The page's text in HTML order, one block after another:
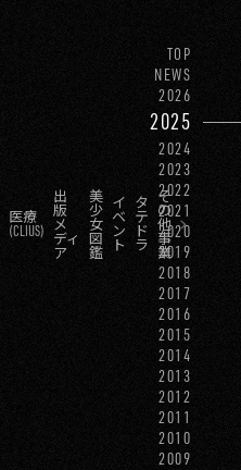
TOP
NEWS
2026
2025
2024
2023
2022
2021
2020
2019
2018
2017
2016
2015
2014
2013
2012
2011
2010
2009
医療
(CLIUS)
出
版
メ
ディ
ア
美
少
女
図
鑑
イ
ベ
ン
ト
タ
テ
ド
ラ
そ
の
他
事
業